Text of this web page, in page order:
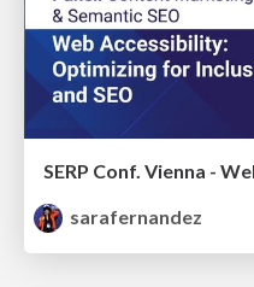
sarafernandez